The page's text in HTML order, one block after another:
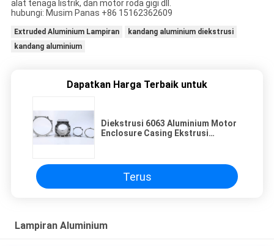
alat tenaga listrik, dan motor roda gigi dll.
hubungi: Musim Panas +86 15162362609
Extruded Aluminium Lampiran
kandang aluminium diekstrusi
kandang aluminium
Dapatkan Harga Terbaik untuk
Diekstrusi 6063 Aluminium Motor
Enclosure Casing Ekstrusi
Terus
Lampiran Aluminium